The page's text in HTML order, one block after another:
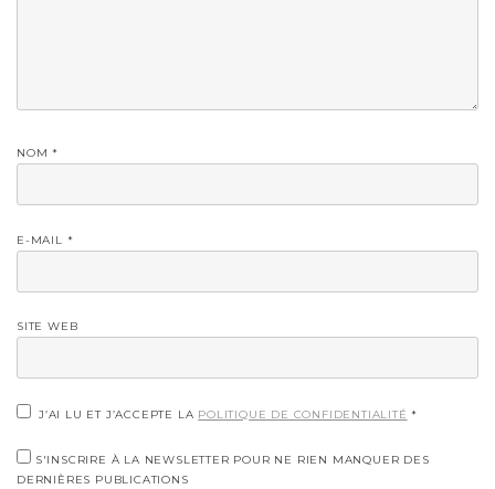
NOM *
E-MAIL *
SITE WEB
J’AI LU ET J’ACCEPTE LA POLITIQUE DE CONFIDENTIALITÉ *
S'INSCRIRE À LA NEWSLETTER POUR NE RIEN MANQUER DES
DERNIÈRES PUBLICATIONS